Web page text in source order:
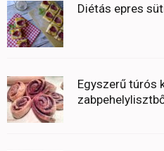
Diétás epres
Egyszerű túrós